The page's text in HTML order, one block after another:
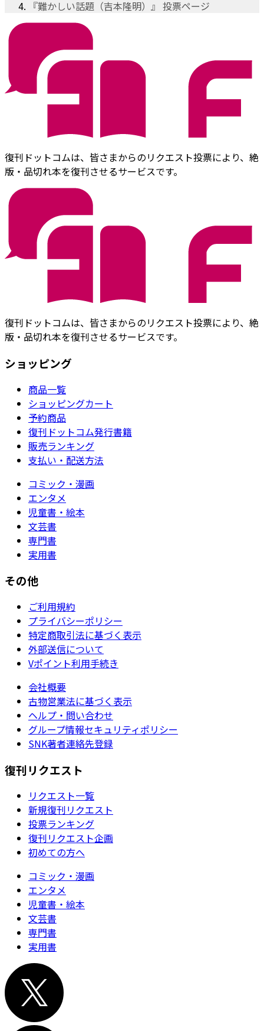
『難かしい話題（吉本隆明）』 投票ページ
復刊ドットコムは、皆さまからのリクエスト投票により、絶
版・品切れ本を復刊させるサービスです。
復刊ドットコムは、皆さまからのリクエスト投票により、絶
版・品切れ本を復刊させるサービスです。
ショッピング
商品一覧
ショッピングカート
予約商品
復刊ドットコム発行書籍
販売ランキング
支払い・配送方法
コミック・漫画
エンタメ
児童書・絵本
文芸書
専門書
実用書
その他
ご利用規約
プライバシーポリシー
特定商取引法に基づく表示
外部送信について
Vポイント利用手続き
会社概要
古物営業法に基づく表示
ヘルプ・問い合わせ
グループ情報セキュリティポリシー
SNK著者連絡先登録
復刊リクエスト
リクエスト一覧
新規復刊リクエスト
投票ランキング
復刊リクエスト企画
初めての方へ
コミック・漫画
エンタメ
児童書・絵本
文芸書
専門書
実用書